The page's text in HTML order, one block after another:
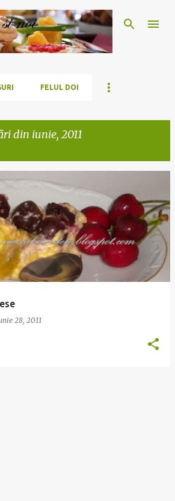
la conținutul principal
FELUL DOI
din iunie, 2011
28, 2011